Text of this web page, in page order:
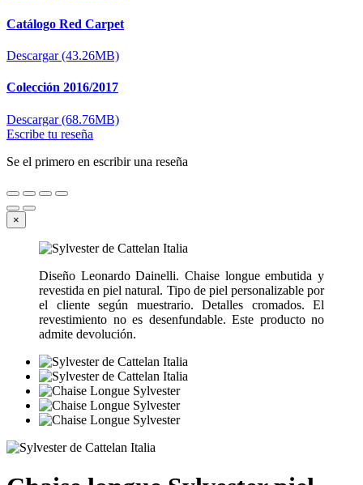
Catálogo Red Carpet
Descargar (43.26MB)
Colección 2016/2017
Descargar (68.76MB)
Escribe tu reseña
Se el primero en escribir una reseña
×
Diseño Leonardo Dainelli. Chaise longue embutida y
revestida en piel natural. Tipo de piel personalizable por
el cliente según muestrario. Detalles cromados. El
revestimiento no es desenfundable. Este producto no
admite devolución.